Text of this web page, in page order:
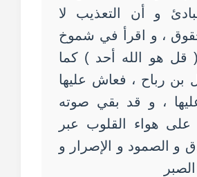
و أن التعذيب لا
، و اقرأ في شموخ
هو الله أحد ) كما
بن رباح ، فعاش عليها
، و قد بقي صوته
على هواء القلوب عبر
و الصمود و الإصرار و